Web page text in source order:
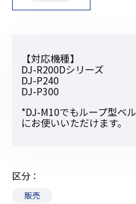
【対応機種】
DJ-R200Dシリーズ
DJ-P240
DJ-P300
*DJ-M10でもループ型ベ
にお使いいただけます。
区分
販売